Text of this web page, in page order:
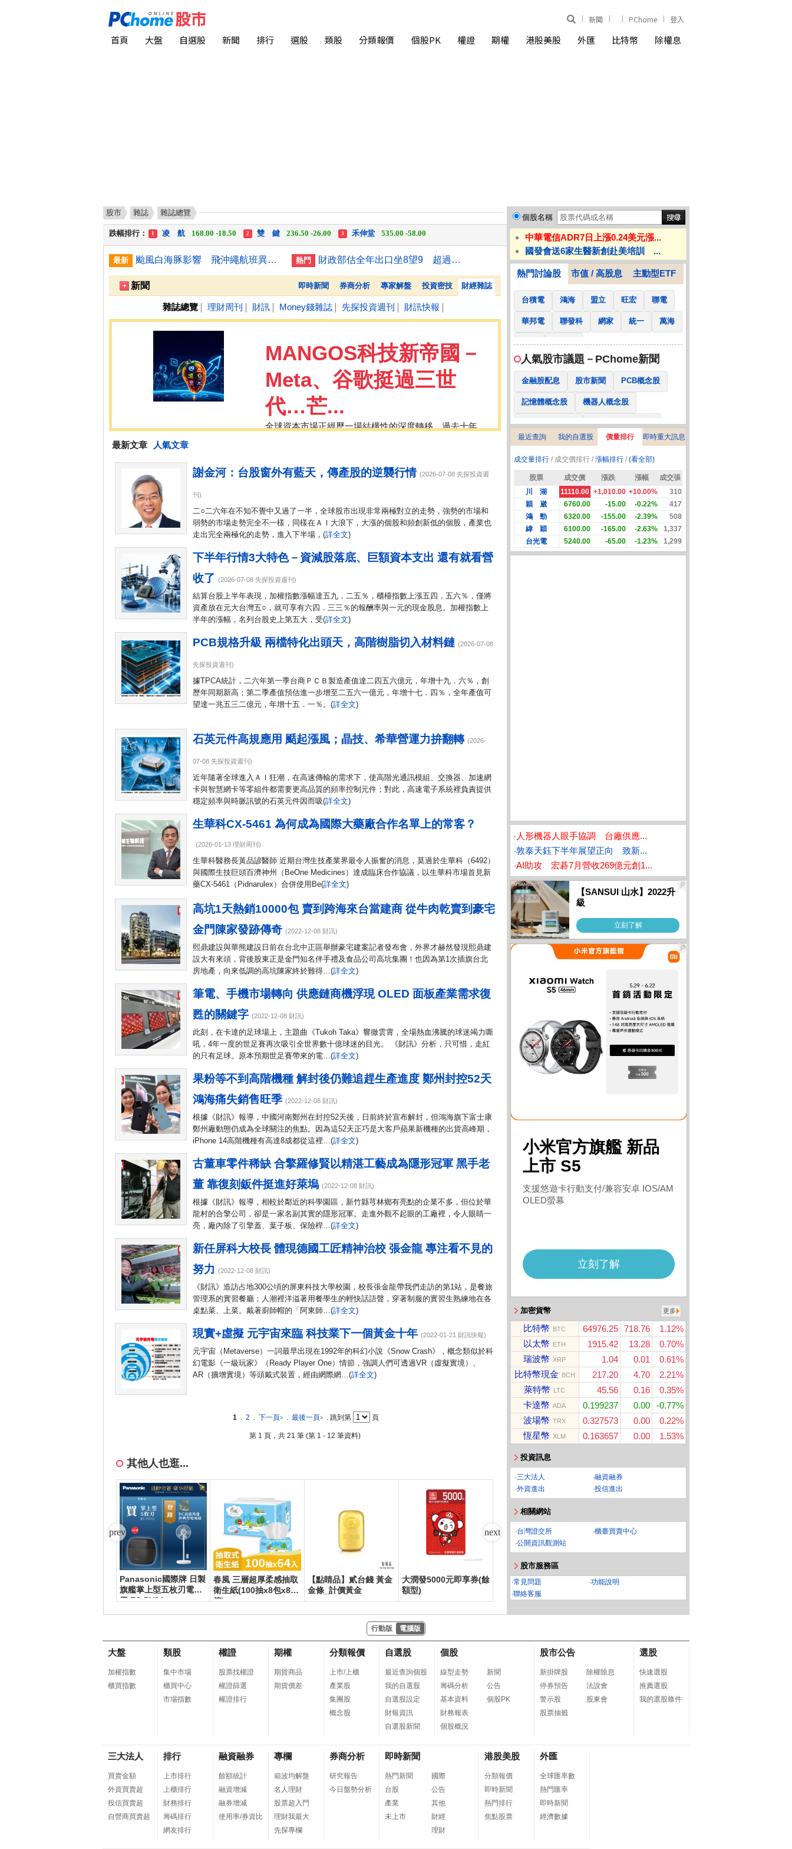
新聞 PChome 登入
首頁 大盤 自選股 新聞 排行 選股 類股 分類報價 個股PK 權證 期權 港股美股 外匯 比特幣 除權息
股市 雜誌 雜誌總覽
漲幅排行： 1 川 湖11,110.00 +1,010.00 中化生35.75 +3.25 柏 騰28.15 +2.55
跌幅排行：
1 凌 航 168.00 -18.50 2 雙 鍵 236.50 -26.00 3 禾伸堂
535.00 -58.00
跌停排行：
236.50 -26.00
最新 颱風白海豚影響 飛沖繩航班異動多 熱門 財政部估全年出口坐8望9 超過8500億美元沒問題
新聞 即時新聞 券商分析 專家解盤 投資密技 財經雜誌
雜誌總覽 理財周刊 財訊 Money錢雜誌 先探投資週刊 財訊快報
MANGOS科技新帝國－
Meta、谷歌挺過三世
代…芒...
全球資本市場正經歷一場結構性的深度轉移。過去十年，
路、軟體服務與消費性電子產品基礎上的科...
最新文章 人氣文章
謝金河：台股窗外有藍天，傳產股的逆襲行情 (2026-07-08 先探投資週
刊)
二○二六年在不知不覺中又過了一半，全球股市出現非常兩極對立的走勢，強勢的市場和
弱勢的市場走勢完全不一樣，同樣在ＡＩ大浪下，大漲的個股和頻創新低的個股，產業也
走出完全兩極化的走勢，進入下半場，(詳全文)
下半年行情3大特色－資減股落底、巨額資本支出 還有就看營
收了 (2026-07-08 先探投資週刊)
結算台股上半年表現，加權指數漲幅達五九．二五％，櫃檯指數上漲五四．五六％，僅將
資產放在元大台灣五○，就可享有六四．三三％的報酬率與一元的現金股息。加權指數上
半年的漲幅，名列台股史上第五大，受(詳全文)
PCB規格升級 兩檔特化出頭天，高階樹脂切入材料鏈 (2026-07-08
先探投資週刊)
據TPCA統計，二六年第一季台商ＰＣＢ製造產值達二四五六億元，年增十九．六％，創
歷年同期新高；第二季產值預估進一步增至二五六一億元，年增十七．四％，全年產值可
望達一兆五三二億元，年增十五．一％。(詳全文)
石英元件高規應用 颳起漲風；晶技、希華營運力拚翻轉 (2026-
07-08 先探投資週刊)
近年隨著全球進入ＡＩ狂潮，在高速傳輸的需求下，使高階光通訊模組、交換器、加速網
卡與智慧網卡等零組件都需要更高品質的頻率控制元件；對此，高速電子系統裡負責提供
穩定頻率與時脈訊號的石英元件因而吸(詳全文)
生華科CX-5461 為何成為國際大藥廠合作名單上的常客？
(2026-01-13 理財周刊)
生華科醫務長黃品諺醫師 近期台灣生技產業界最令人振奮的消息，莫過於生華科（6492）
與國際生技巨頭百濟神州（BeOne Medicines）達成臨床合作協議，以生華科市場首見新
藥CX-5461（Pidnarulex）合併使用Be(詳全文)
高坑1天熱銷10000包 賣到跨海來台當建商 從牛肉乾賣到豪宅
金門陳家發跡傳奇 (2022-12-08 財訊)
熙鼎建設與華熊建設日前在台北中正區舉辦豪宅建案記者發布會，外界才赫然發現熙鼎建
設大有來頭，背後股東正是金門知名伴手禮及食品公司高坑集團！也因為第1次插旗台北
房地產，向來低調的高坑陳家終於難得…(詳全文)
筆電、手機市場轉向 供應鏈商機浮現 OLED 面板產業需求復
甦的關鍵字 (2022-12-08 財訊)
此刻，在卡達的足球場上，主題曲《Tukoh Taka》響徹雲霄，全場熱血沸騰的球迷竭力嘶
吼，4年一度的世足賽再次吸引全世界數十億球迷的目光。 《財訊》分析，只可惜，走紅
的只有足球。原本預期世足賽帶來的電…(詳全文)
果粉等不到高階機種 解封後仍難追趕生產進度 鄭州封控52天
鴻海痛失銷售旺季 (2022-12-08 財訊)
根據《財訊》報導，中國河南鄭州在封控52天後，日前終於宣布解封，但鴻海旗下富士康
鄭州廠動態仍成為全球關注的焦點。因為這52天正巧是大客戶蘋果新機種的出貨高峰期，
iPhone 14高階機種有高達8成都從這裡…(詳全文)
古董車零件稀缺 合擎羅修賢以精湛工藝成為隱形冠軍 黑手老
董 靠復刻鈑件挺進好萊塢 (2022-12-08 財訊)
根據《財訊》報導，相較於鄰近的科學園區，新竹縣芎林鄉有亮點的企業不多，但位於華
龍村的合擎公司，卻是一家名副其實的隱形冠軍。走進外觀不起眼的工廠裡，令人眼睛一
亮，廠內除了引擎蓋、葉子板、保險桿…(詳全文)
新任屏科大校長 體現德國工匠精神治校 張金龍 專注看不見的
努力 (2022-12-08 財訊)
《財訊》造訪占地300公頃的屏東科技大學校園，校長張金龍帶我們走訪的第1站，是餐旅
管理系的實習餐廳；人潮裡洋溢著用餐學生的輕快話語聲，穿著制服的實習生熟練地在各
桌點菜、上菜。戴著廚師帽的「阿東師…(詳全文)
現實+虛擬 元宇宙來臨 科技業下一個黃金十年 (2022-01-21 財訊快報)
元宇宙（Metaverse）一詞最早出現在1992年的科幻小說《Snow Crash》，概念類似於科
幻電影《一級玩家》（Ready Player One）情節，強調人們可透過VR（虛擬實境）、
AR（擴增實境）等頭戴式裝置，經由網際網…(詳全文)
1 . 2 . 下一頁> . 最後一頁> . 跳到第 頁
第 1 頁，共 21 筆 (第 1 - 12 筆資料)
其他人也逛...
Panasonic國際牌 日製
旗艦掌上型五枚刃電鬍
刀 ES-PV3A
春風 三層超厚柔感抽取
衛生紙(100抽x8包x8串/
箱)
【點睛品】貳台錢 黃金
金條_計價黃金
大潤發5000元即享券(餘
額型)
寶島春風 抽取式衛生紙
(130抽x8包x8串/箱)
ASUS VG27AQL5A H
10Hz/0.3ms/HDMI/DP/I
個股名稱
中華電信ADR7日上漲0.24美元漲...
國發會送6家生醫新創赴美培訓 ...
熱門討論股 市值 / 高股息 主動型ETF
台積電 鴻海 盟立 旺宏 聯電
華邦電 聯發科 網家 統一 萬海
南亞 國泰金
人氣股市議題－PChome新聞
金融股配息 股市新聞 PCB概念股
記憶體概念股 機器人概念股
低軌衛星概念股 CPO、BBU概念股
2025金融股配息 AI眼鏡概念股
降息概念股 儲能概念股 甲骨文概念股
股東會紀念品
最近查詢 我的自選股 價量排行 即時重大訊息
成交量排行/ 成交價排行 /漲幅排行/(看全部)
股票 成交價 漲跌 漲幅
成交張
川 湖
11110.00 +1,010.00 +10.00%
310
穎 崴
6760.00 -15.00 -0.22%
417
鴻 勁
6320.00 -155.00 -2.39%
508
緯 穎
6100.00 -165.00 -2.63%
1,337
台光電
5240.00 -65.00 -1.23% 1,299
‧ 人形機器人眼手協調 台廠供應...
‧敦泰天鈺下半年展望正向 致新...
‧AI助攻 宏碁7月營收269億元創1...
更多
加密貨幣
比特幣 BTC 64976.25 718.76
1.12%
以太幣 ETH 1915.42 13.28
0.70%
瑞波幣 XRP 1.04 0.01
0.61%
比特幣現金 BCH 217.20 4.70
2.21%
萊特幣 LTC 45.56 0.16
0.35%
卡達幣 ADA 0.199237 0.00
-0.77%
波場幣 TRX 0.327573 0.00
0.22%
恆星幣 XLM 0.163657 0.00 1.53%
投資訊息
‧三大法人 ‧融資融券
‧外資進出 ‧投信進出
相關網站
‧台灣證交所 ‧櫃臺買賣中心
‧公開資訊觀測站
股市服務區
‧常見問題 ‧功能說明
‧聯絡客服
行動版 電腦版
大盤
加權指數
櫃買指數
類股
集中市場
櫃買中心
市場指數
權證
股票找權證
權證篩選
權證排行
期權
期貨商品
期貨價差
分類報價
上市/上櫃
產業股
集團股
概念股
自選股
最近查詢個股
我的自選股
自選股設定
財報資訊
自選股新聞
個股
線型走勢
籌碼分析
基本資料
財務報表
個股概況
新聞
公告
個股PK
股市公告
新掛牌股
停券預告
警示股
股票抽籤
除權除息
法說會
股東會
選股
快速選股
推薦選股
我的選股條件
三大法人
買賣金額
外資買賣超
投信買賣超
自營商買賣超
排行
上市排行
上櫃排行
財務排行
籌碼排行
網友排行
融資融券
餘額統計
融資增減
融券增減
使用率/券資比
專欄
箱波均解盤
名人理財
股票超入門
理財我最大
先探專欄
券商分析
研究報告
今日盤勢分析
即時新聞
熱門新聞
台股
產業
未上市
國際
公告
其他
財經
理財
港股美股
分類報價
即時新聞
熱門排行
焦點股票
外匯
全球匯率數
熱門匯率
即時新聞
經濟數據